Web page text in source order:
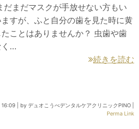
だまだマスクが手放せない方もい
すが、ふと自分の歯を見た時に黄
ことはありませんか？ 虫歯や歯
く…
続きを読む
by デュオこうべデンタルケアクリニックPINO
Perma Link